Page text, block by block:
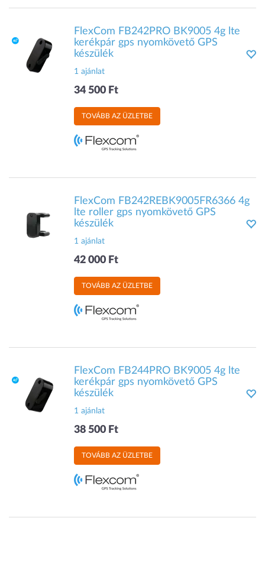
FlexCom FB242PRO BK9005 4g lte
kerékpár gps nyomkövető GPS
készülék
1 ajánlat
34 500 Ft
TOVÁBB AZ ÜZLETBE
FlexCom FB242REBK9005FR6366 4g
lte roller gps nyomkövető GPS
készülék
1 ajánlat
42 000 Ft
TOVÁBB AZ ÜZLETBE
FlexCom FB244PRO BK9005 4g lte
kerékpár gps nyomkövető GPS
készülék
1 ajánlat
38 500 Ft
TOVÁBB AZ ÜZLETBE